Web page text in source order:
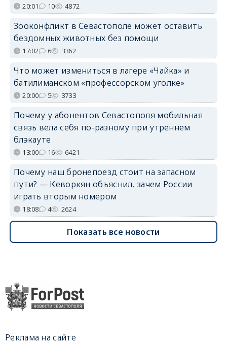
20:01 10 4872
Зооконфликт в Севастополе может оставить
бездомных животных без помощи
17:02 6 3362
Что может измениться в лагере «Чайка» и
батилиманском «профессорском уголке»
20:00 5 3733
Почему у абонентов Севастополя мобильная
связь вела себя по-разному при утреннем
блэкауте
13:00 16 6421
Почему наш бронепоезд стоит на запасном
пути? — Кеворкян объяснил, зачем России
играть вторым номером
18:08 4 2624
Показать все новости
Реклама на сайте